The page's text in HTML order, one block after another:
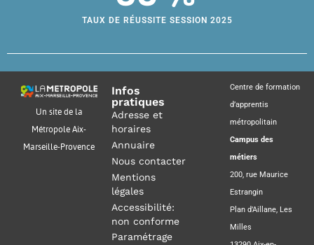
TAUX DE RÉUSSITE SESSION 2025
Un site de la
Métropole Aix-
Marseille-Provence
Infos
pratiques
Adresse et
horaires
Annuaire
Nous contacter
Mentions
légales
Accessibilité:
non conforme
Paramétrage
Centre de formation
d’apprentis
métropolitain
Campus des
métiers
200, rue Maurice
Estrangin
Plan d’Aillane, Les
Milles